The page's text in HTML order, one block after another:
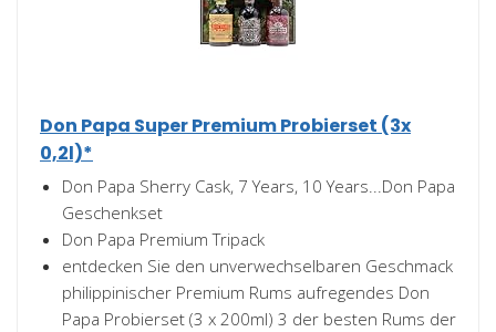
Don Papa Super Premium Probierset (3x
0,2l)*
Don Papa Sherry Cask, 7 Years, 10 Years...Don Papa
Geschenkset
Don Papa Premium Tripack
entdecken Sie den unverwechselbaren Geschmack
philippinischer Premium Rums aufregendes Don
Papa Probierset (3 x 200ml) 3 der besten Rums der